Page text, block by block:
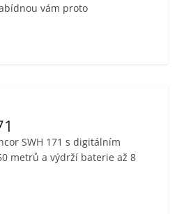
vám proto
SWH 171 s digitálním
metrů a výdrží baterie až 8